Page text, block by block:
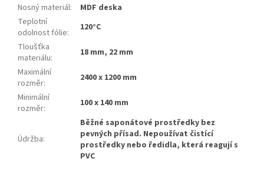
Nosný materiál:
MDF deska
Teplotní
odolnost fólie:
120°C
Tloušťka
materiálu:
18 mm, 22 mm
Maximální
rozměr:
2400 x 1200 mm
Minimální
rozměr: 100 x 140 mm
Údržba:
Běžné saponátové prostředky bez
pevných přísad. Nepoužívat čistící
prostředky nebo ředidla, která reagují s
PVC